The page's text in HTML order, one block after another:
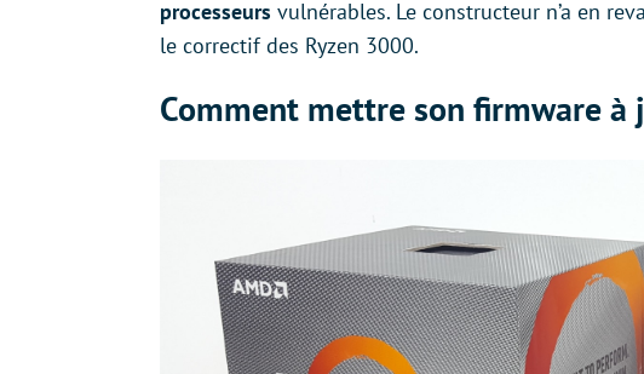
processeurs vulnérables. Le constructeur n’a en
le correctif des Ryzen 3000.
Comment mettre son firmware à